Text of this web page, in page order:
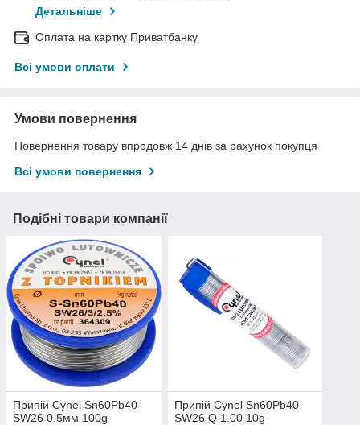
Детальніше
Оплата на картку Приватбанку
Всі умови оплати
Умови повернення
Повернення товару впродовж 14 днів за рахунок покупця
Всі умови повернення
Подібні товари компанії
Припій Cynel Sn60Pb40-
SW26 0.5мм 100g
Припій Cynel Sn60Pb40-
SW26 Q 1.00 10g